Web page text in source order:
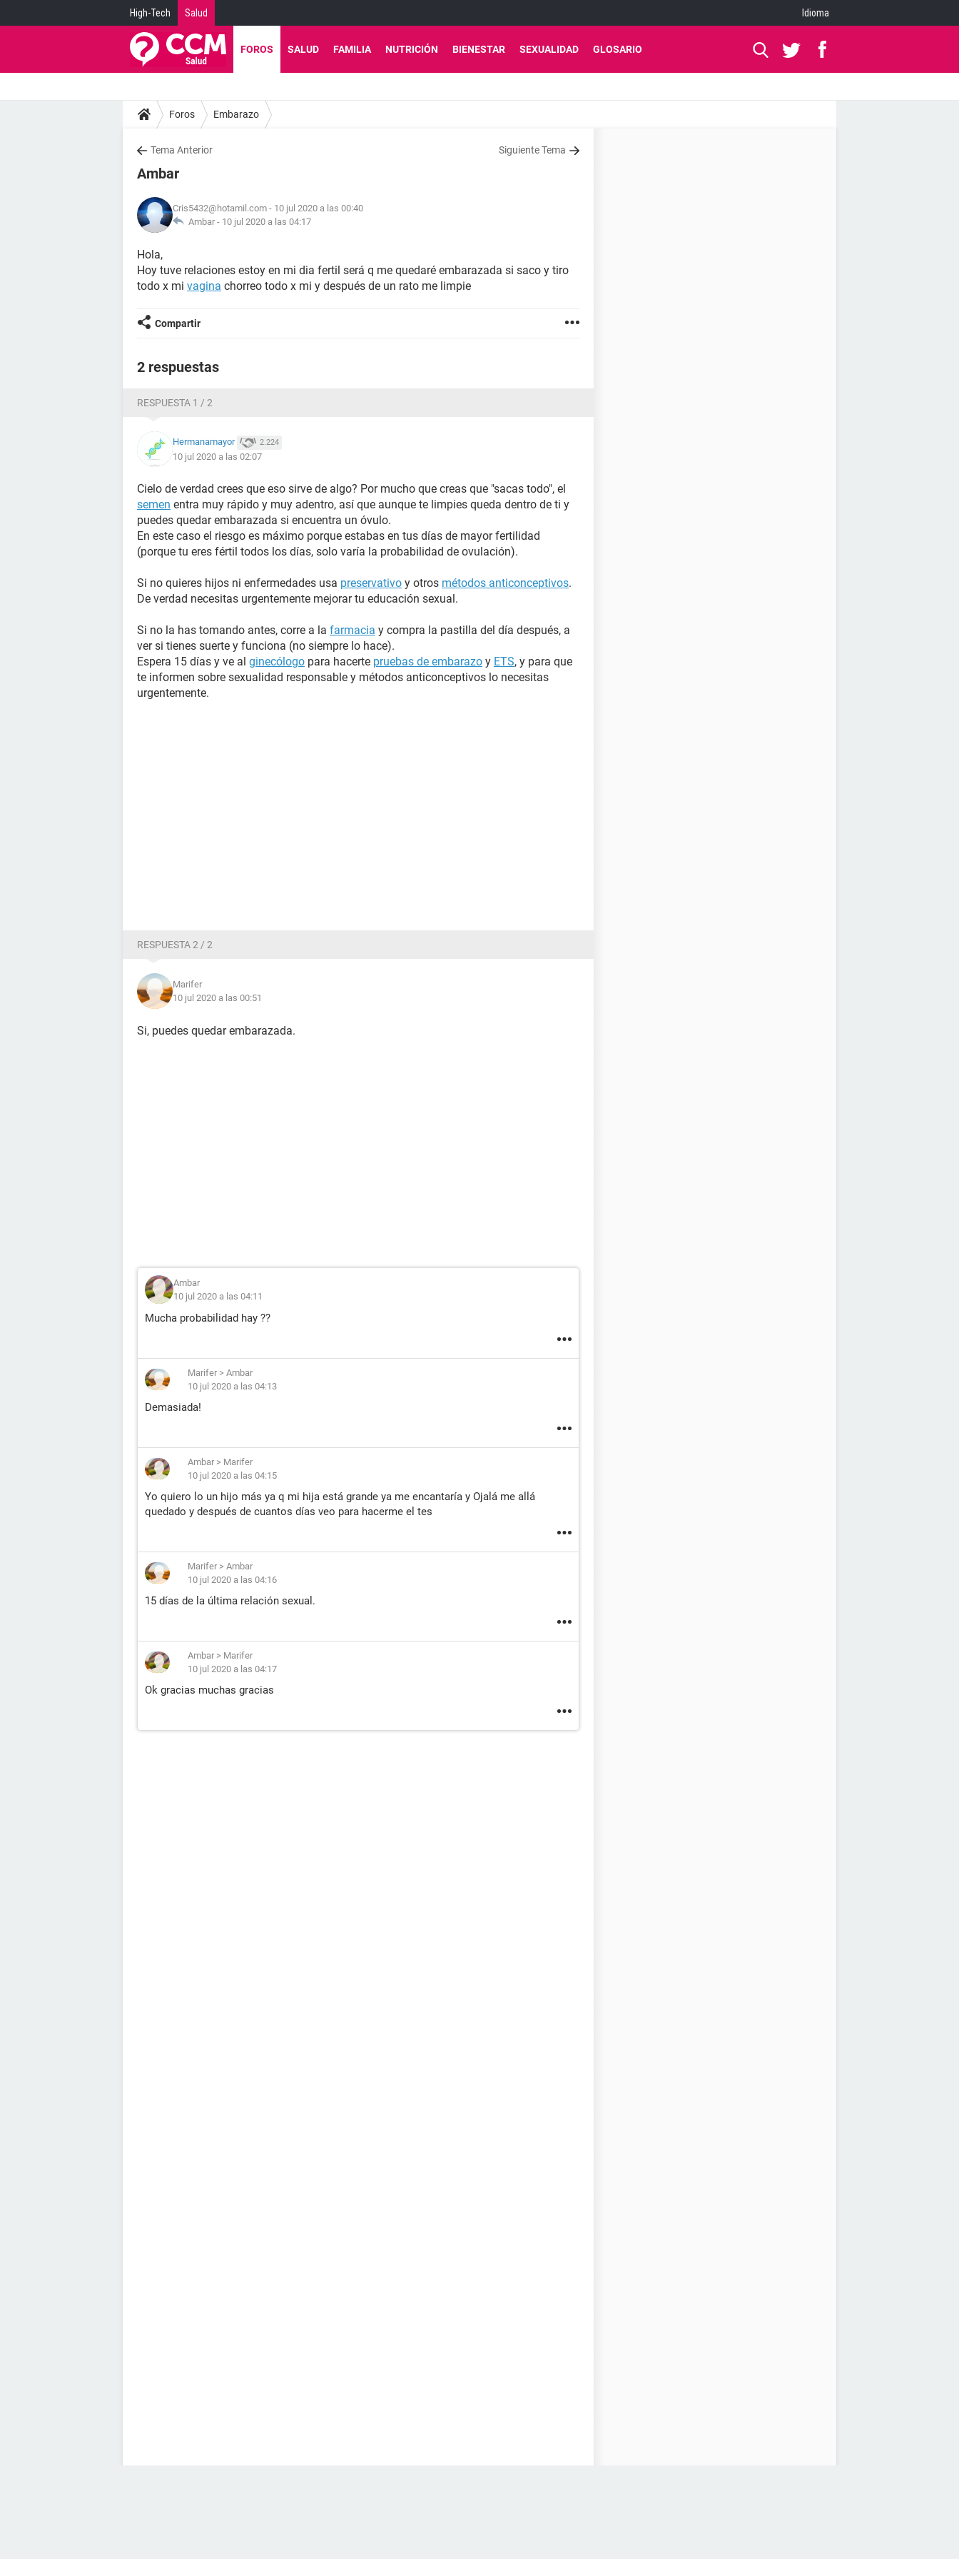
High-Tech Salud Idioma
FOROS SALUD FAMILIA NUTRICIÓN BIENESTAR SEXUALIDAD GLOSARIO
Foros Embarazo
Tema Anterior Siguiente Tema
Ambar
Cris5432@hotamil.com - 10 jul 2020 a las 00:40
Ambar - 10 jul 2020 a las 04:17
Hola,
Hoy tuve relaciones estoy en mi dia fertil será q me quedaré embarazada si saco y tiro
todo x mi vagina chorreo todo x mi y después de un rato me limpie
Compartir
2 respuestas
RESPUESTA 1 / 2
Hermanamayor 2.224
10 jul 2020 a las 02:07
Cielo de verdad crees que eso sirve de algo? Por mucho que creas que "sacas todo", el
semen entra muy rápido y muy adentro, así que aunque te limpies queda dentro de ti y
puedes quedar embarazada si encuentra un óvulo.
En este caso el riesgo es máximo porque estabas en tus días de mayor fertilidad
(porque tu eres fértil todos los días, solo varía la probabilidad de ovulación).
Si no quieres hijos ni enfermedades usa preservativo y otros métodos anticonceptivos.
De verdad necesitas urgentemente mejorar tu educación sexual.
Si no la has tomando antes, corre a la farmacia y compra la pastilla del día después, a
ver si tienes suerte y funciona (no siempre lo hace).
Espera 15 días y ve al ginecólogo para hacerte pruebas de embarazo y ETS, y para que
te informen sobre sexualidad responsable y métodos anticonceptivos lo necesitas
urgentemente.
RESPUESTA 2 / 2
Marifer
10 jul 2020 a las 00:51
Si, puedes quedar embarazada.
Ambar
10 jul 2020 a las 04:11
Mucha probabilidad hay ??
Marifer > Ambar
10 jul 2020 a las 04:13
Demasiada!
Ambar > Marifer
10 jul 2020 a las 04:15
Yo quiero lo un hijo más ya q mi hija está grande ya me encantaría y Ojalá me allá
quedado y después de cuantos días veo para hacerme el tes
Marifer > Ambar
10 jul 2020 a las 04:16
15 días de la última relación sexual.
Ambar > Marifer
10 jul 2020 a las 04:17
Ok gracias muchas gracias